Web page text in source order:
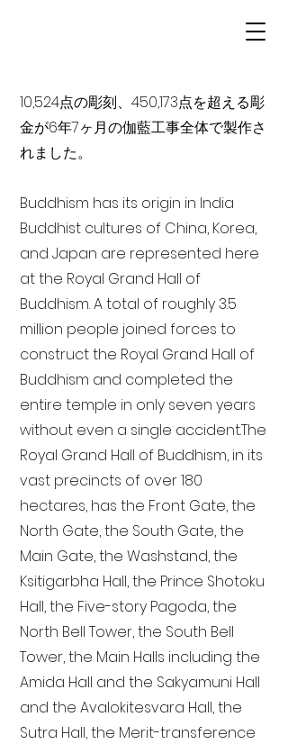
10,524点の彫刻、450,173点を超える彫
金が6年7ヶ月の伽藍工事全体で製作さ
れました。
Buddhism has its origin in India
Buddhist cultures of China, Korea,
and Japan are represented here
at the Royal Grand Hall of
Buddhism. A total of roughly 3.5
million people joined forces to
construct the Royal Grand Hall of
Buddhism and completed the
entire temple in only seven years
without even a single accident. The
Royal Grand Hall of Buddhism, in its
vast precincts of over 180
hectares, has the Front Gate, the
North Gate, the South Gate, the
Main Gate, the Washstand, the
Ksitigarbha Hall, the Prince Shotoku
Hall, the Five-story Pagoda, the
North Bell Tower, the South Bell
Tower, the Main Halls including the
Amida Hall and the Sakyamuni Hall
and the Avalokitesvara Hall, the
Sutra Hall, the Merit-transference